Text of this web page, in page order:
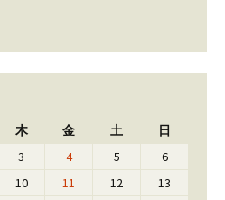
木 金 土 日
3 4 5
6
10 11 12
13